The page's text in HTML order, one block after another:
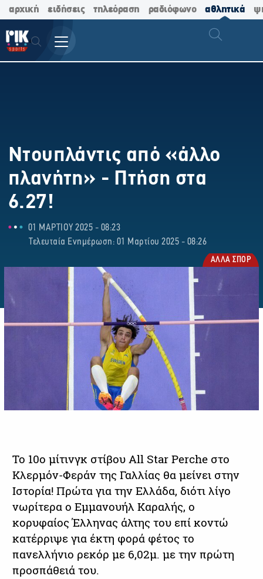
αρχική ειδήσεις τηλεόραση ραδιόφωνο αθλητικά
Ντουπλάντις από «άλλο
πλανήτη» - Πτήση στα
6.27!
01 ΜΑΡΤΙΟΥ 2025 - 08:23
Τελευταία Ενημέρωση: 01 Μαρτίου 2025 - 08:26
ΑΛΛΑ ΣΠΟΡ
Το 10ο μίτινγκ στίβου All Star Perche στο
Κλερμόν-Φεράν της Γαλλίας θα μείνει στην
Ιστορία! Πρώτα για την Ελλάδα, διότι λίγο
νωρίτερα ο Εμμανουήλ Καραλής, ο
κορυφαίος Έλληνας άλτης του επί κοντώ
κατέρριψε για έκτη φορά φέτος το
πανελλήνιο ρεκόρ με 6,02μ. με την πρώτη
προσπάθειά του.